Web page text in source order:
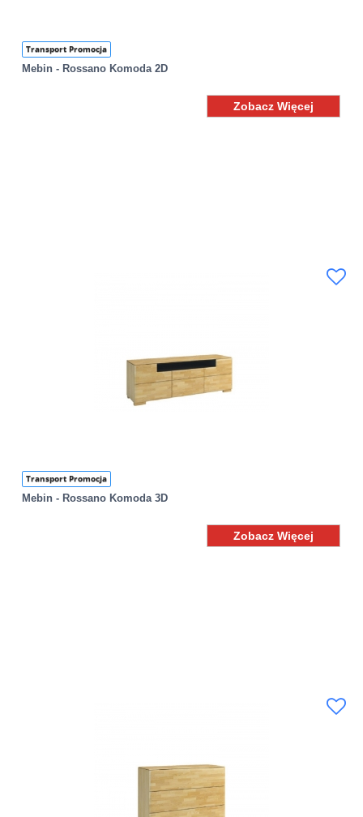
Transport Promocja
Mebin - Rossano Komoda 2D
Zobacz Więcej
Transport Promocja
Mebin - Rossano Komoda 3D
Zobacz Więcej